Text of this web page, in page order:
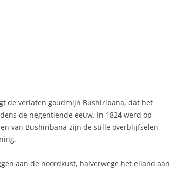
de verlaten goudmijn Bushiribana, dat het
de negentiende eeuw. In 1824 werd op
van Bushiribana zijn de stille overblijfselen
aan de noordkust, halverwege het eiland aan